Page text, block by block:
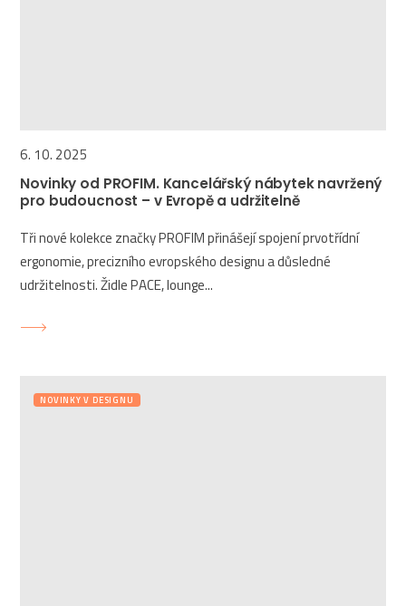
6. 10. 2025
Novinky od PROFIM. Kancelářský nábytek navržený
pro budoucnost – v Evropě a udržitelně
Tři nové kolekce značky PROFIM přinášejí spojení prvotřídní
ergonomie, precizního evropského designu a důsledné
udržitelnosti. Židle PACE, lounge...
NOVINKY V DESIGNU